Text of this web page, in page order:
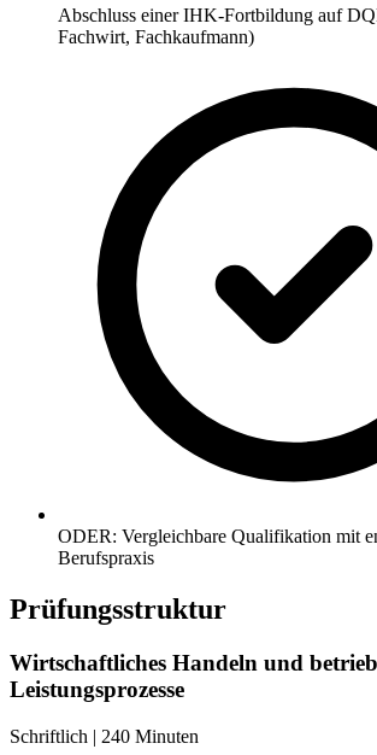
Abschluss einer IHK-Fortbildung auf
Fachwirt, Fachkaufmann)
ODER: Vergleichbare Qualifikation mit
Berufspraxis
Prüfungsstruktur
Wirtschaftliches Handeln und
Leistungsprozesse
Schriftlich | 240 Minuten